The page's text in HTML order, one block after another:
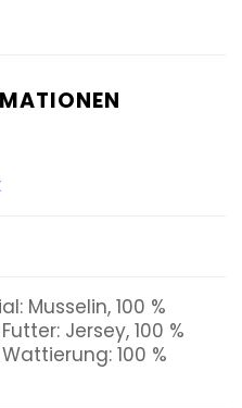
Musselin, 100 %
Jersey, 100 %
100 %